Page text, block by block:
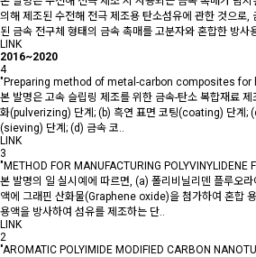
의해 제조된 수전해 전극 제조용 탄소섬유에 관한 것으로,
된 금속 전구체 형태의 금속 촉매를 고분자와 혼합한 방사
LINK
2016~2020
4
"Preparing method of metal-carbon composites for
본 발명은 고속 슬립링 제조를 위한 금속-탄소 복합재료
화(pulverizing) 단계; (b) 흑연 표면 코팅(coating) 단계;
(sieving) 단계; (d) 금속 코..
LINK
3
"METHOD FOR MANUFACTURING POLYVINYLIDENE
본 발명의 일 실시예에 따르면, (a) 폴리비닐리덴 플루
액에 그래핀 산화물(Graphene oxide)을 첨가하여 혼합
용액을 방사하여 섬유를 제조하는 단..
LINK
2
"AROMATIC POLYIMIDE MODIFIED CARBON